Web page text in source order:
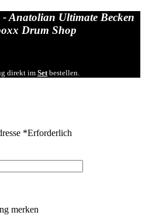
Anatolian Ultimate Becken
Drum Shop
direkt imSetbestellen.
*Erforderlich
merken